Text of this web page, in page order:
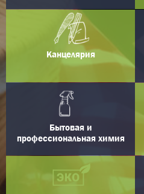
Канцелярия
Бытовая и
профессиональная химия